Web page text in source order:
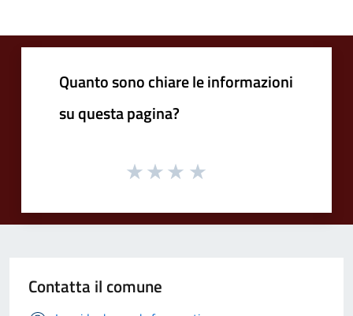
Quanto sono chiare le informazioni
su questa pagina?
Contatta il comune